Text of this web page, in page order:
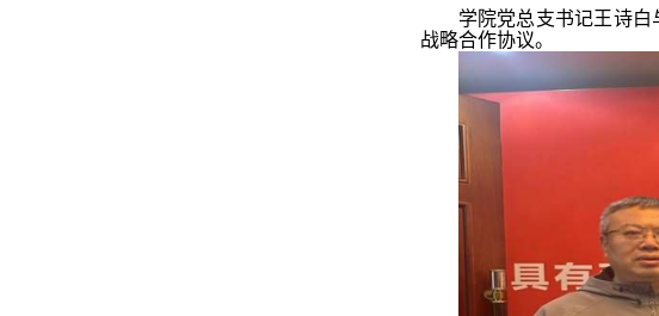
学院党总支书记王诗
战略合作协议。